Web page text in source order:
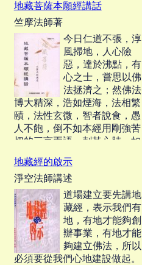
地藏菩薩本願經講話
竺摩法師著
今日仁道不張，淳
風掃地，人心險
惡，達於沸點，有
心之士，嘗思以佛
法拯濟之；然佛法
博大精深，浩如煙海，法相繁
賾，法性玄微，智者說食，愚
人不飽，倒不如本經用剛強苦
切的三言兩語，剌其心肺，如
一般社會的化導，這個法門還
是用得著的，需要推行的，何
況本經廣說因果報應之事，又
足以激礪末俗，以補社會道德
法律之不足呢！‧‧‧
地藏經的啟示
淨空法師講述
道場建立要先講地
藏經，表示我們有
地，有地才能夠創
辦事業，有地才能
夠建立佛法，所以
必須要從我們心地建設做起。